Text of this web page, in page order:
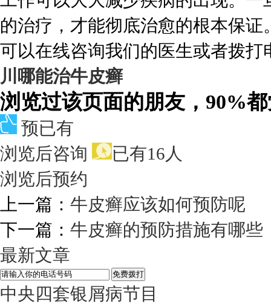
的治疗，才能彻底治愈的根本保证
可以在线咨询我们的医生或者拨打
川哪能治牛皮癣
浏览过该页面的朋友，90%
预已有
浏览后咨询
已有16人
浏览后预约
上一篇： 牛皮癣应该如何预防呢
下一篇： 牛皮癣的预防措施有哪些
最新文章
中央四套银屑病节目